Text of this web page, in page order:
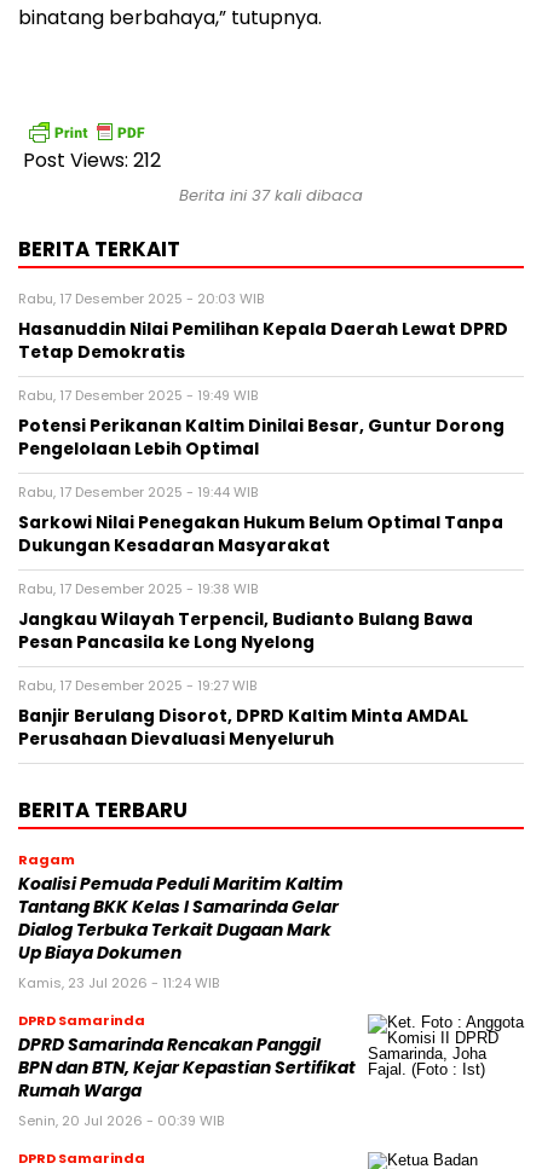
binatang berbahaya,” tutupnya.
Post Views: 212
Berita ini 37 kali dibaca
BERITA TERKAIT
Rabu, 17 Desember 2025 - 20:03 WIB
Hasanuddin Nilai Pemilihan Kepala Daerah Lewat DPRD
Tetap Demokratis
Rabu, 17 Desember 2025 - 19:49 WIB
Potensi Perikanan Kaltim Dinilai Besar, Guntur Dorong
Pengelolaan Lebih Optimal
Rabu, 17 Desember 2025 - 19:44 WIB
Sarkowi Nilai Penegakan Hukum Belum Optimal Tanpa
Dukungan Kesadaran Masyarakat
Rabu, 17 Desember 2025 - 19:38 WIB
Jangkau Wilayah Terpencil, Budianto Bulang Bawa
Pesan Pancasila ke Long Nyelong
Rabu, 17 Desember 2025 - 19:27 WIB
Banjir Berulang Disorot, DPRD Kaltim Minta AMDAL
Perusahaan Dievaluasi Menyeluruh
BERITA TERBARU
Ragam
Koalisi Pemuda Peduli Maritim Kaltim
Tantang BKK Kelas I Samarinda Gelar
Dialog Terbuka Terkait Dugaan Mark
Up Biaya Dokumen
Kamis, 23 Jul 2026 - 11:24 WIB
DPRD Samarinda
DPRD Samarinda Rencakan Panggil
BPN dan BTN, Kejar Kepastian Sertifikat
Rumah Warga
Senin, 20 Jul 2026 - 00:39 WIB
DPRD Samarinda